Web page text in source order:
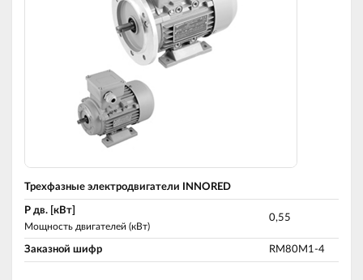
Трехфазные электродвигатели INNORED
P дв. [кВт]
Мощность двигателей (кВт)
0,55
Заказной шифр RM80M1-4